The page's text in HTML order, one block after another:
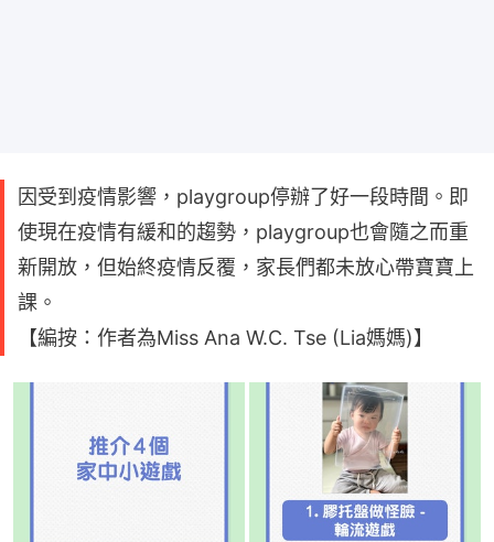
因受到疫情影響，playgroup停辦了好一段時間。即
使現在疫情有緩和的趨勢，playgroup也會隨之而重
新開放，但始終疫情反覆，家長們都未放心帶寶寶上
課。
【編按：作者為Miss Ana W.C. Tse (Lia媽媽)】